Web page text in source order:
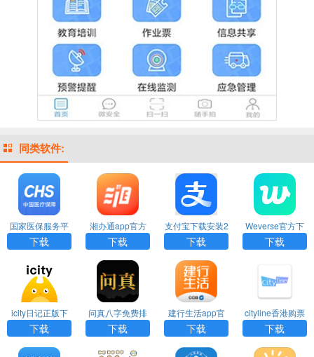
同类软件:
国家医保服务平
台app下载安装
下载
湘办通app官方
下载
下载
支付宝下载安装2
025版
下载
Weverse官方下
载
下载
icity日记正版下
载免费
下载
问真八字免费排
盘官网版下载
下载
建行生活app官
方下载
下载
cityline香港购票
通官网下载
下载